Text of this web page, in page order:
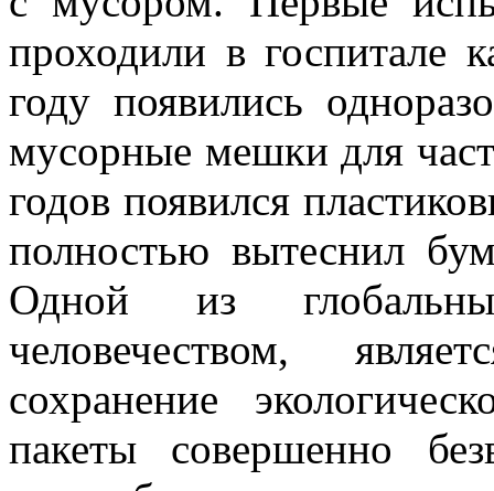
проходили в госпитале
году появились
мусорные мешки для
годов появился
полностью вытеснил
Одной из
человечеством,
сохранение
пакеты совершенно